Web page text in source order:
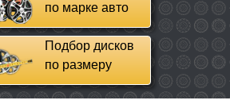
по марке авто
Подбор дисков
по размеру